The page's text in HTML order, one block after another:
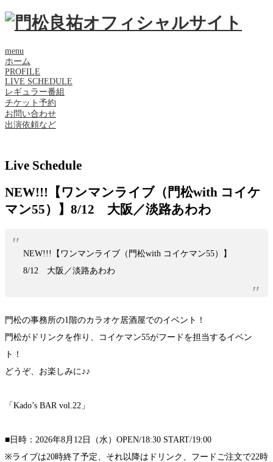
menu
ホーム
PROFILE
LIVE SCHEDULE
レギュラー番組
チケット予約
お問い合わせ
出演依頼など
Live Schedule
NEW!!!【ワンマンライブ（門松with コイケ
マン55）】8/12 大阪／淡路あわわ
NEW!!!【ワンマンライブ（門松with コイケマン55）】
8/12 大阪／淡路あわわ
門松の事務所の1階のカラオケ居酒屋でのイベント！
門松がドリンクを作り、コイケマン55がフードを担当するイベン
ト！
どうぞ、お楽しみに♪♪
「Kado’s BAR vol.22」
■日時：2026年8月12日（水）OPEN/18:30 START/19:00
※ライブは20時終了予定、それ以降はドリンク、フードご注文で22時